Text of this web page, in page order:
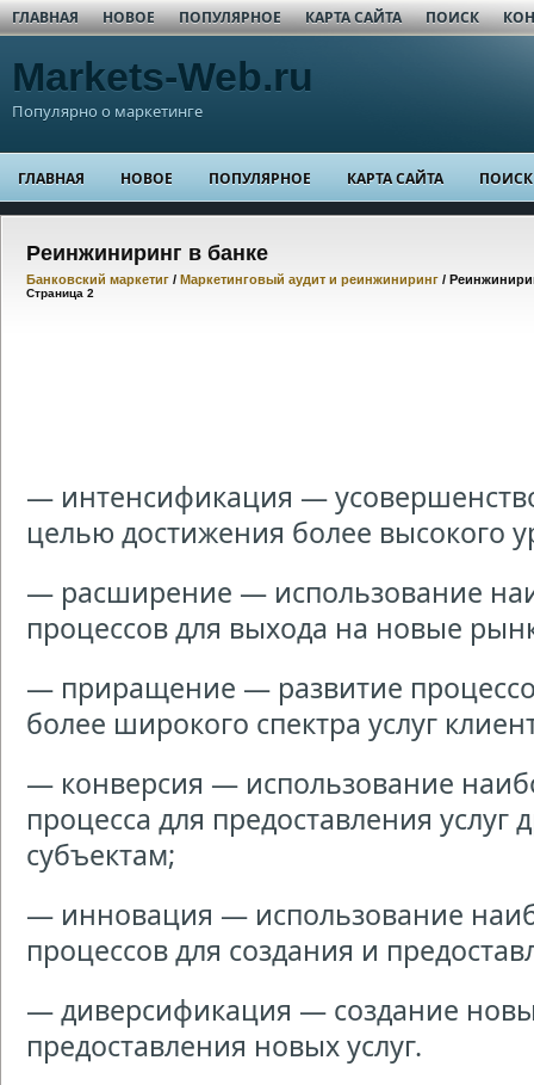
ГЛАВНАЯ НОВОЕ ПОПУЛЯРНОЕ КАРТА САЙТА ПОИСК
Markets-Web.ru
Популярно о маркетинге
ГЛАВНАЯ НОВОЕ ПОПУЛЯРНОЕ КАРТА САЙТА ПОИСК
Реинжиниринг в банке
Банковский маркетиг / Маркетинговый аудит и реинжиниринг /
Страница 2
— интенсификация —
целью достижения более высокого
— расширение — использование
процессов для выхода на новые
— приращение — развитие
более широкого спектра услуг
— конверсия — использование
процесса для предоставления
субъектам;
— инновация — использование
процессов для создания и
— диверсификация — создание
предоставления новых услуг.